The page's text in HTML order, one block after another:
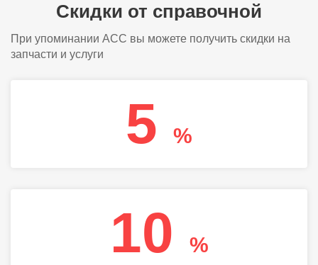
Скидки от справочной
При упоминании АСС вы можете получить скидки на
запчасти и услуги
5 %
10 %